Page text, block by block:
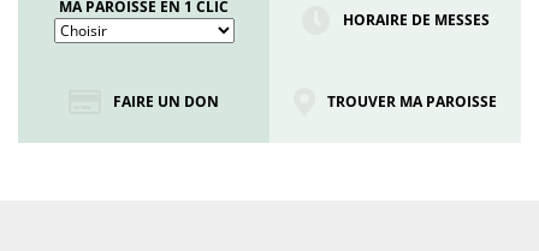
MA PAROISSE EN 1 CLIC
HORAIRE DE MESSES
FAIRE UN DON TROUVER MA PAROISSE